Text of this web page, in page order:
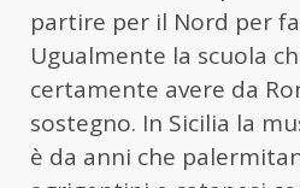
partire per il Nord per
Ugualmente la scuola
certamente avere da
sostegno. In Sicilia la
è da anni che